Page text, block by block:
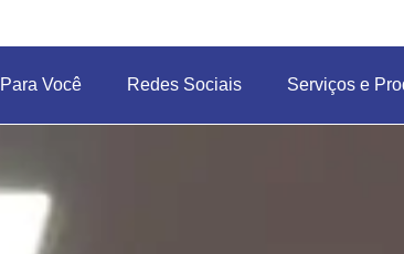
Para Você Redes Sociais Serviços e